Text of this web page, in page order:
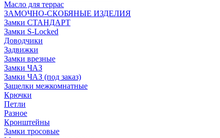
Масло для террас
ЗАМОЧНО-СКОБЯНЫЕ ИЗДЕЛИЯ
Замки СТАНДАРТ
Замки S-Locked
Доводчики
Задвижки
Замки врезные
Замки ЧАЗ
Замки ЧАЗ (под заказ)
Защелки межкомнатные
Крючки
Петли
Разное
Кронштейны
Замки тросовые